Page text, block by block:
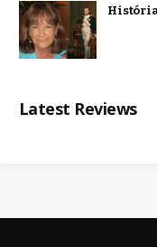
Latest Reviews